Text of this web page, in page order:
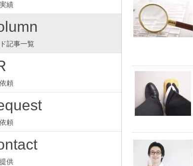
績
記事一覧
頼
頼
供